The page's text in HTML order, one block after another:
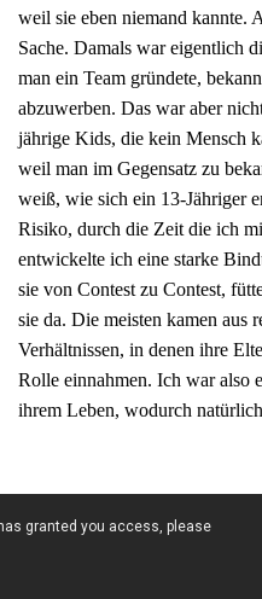
weil sie eben niemand kannte.
Sache. Damals war eigentlich
man ein Team gründete,
abzuwerben. Das war aber
jährige Kids, die kein Mensch
weil man im Gegensatz zu
weiß, wie sich ein 13-Jähriger
Risiko, durch die Zeit die ich
entwickelte ich eine starke
sie von Contest zu Contest,
sie da. Die meisten kamen aus
Verhältnissen, in denen ihre
Rolle einnahmen. Ich war also
ihrem Leben, wodurch